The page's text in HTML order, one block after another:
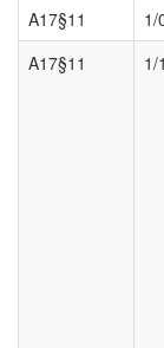
A17§11
1/
A17§11
1/